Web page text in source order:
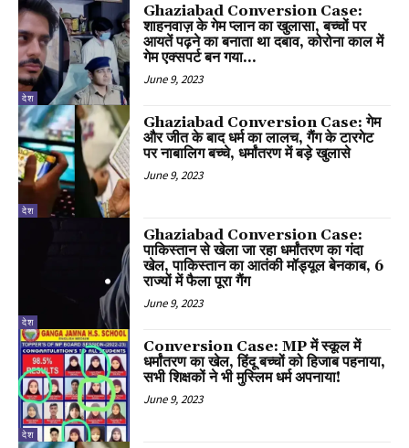
देश
Ghaziabad Conversion Case:
शाहनवाज़ के गेम प्लान का खुलासा, बच्चों पर
आयतें पढ़ने का बनाता था दबाव, कोरोना काल में
गेम एक्सपर्ट बन गया...
June 9, 2023
देश
Ghaziabad Conversion Case: गेम
और जीत के बाद धर्म का लालच, गैंग के टारगेट
पर नाबालिग बच्चे, धर्मांतरण में बड़े खुलासे
June 9, 2023
देश
Ghaziabad Conversion Case:
पाकिस्तान से खेला जा रहा धर्मांतरण का गंदा
खेल, पाकिस्तान का आतंकी मॉड्यूल बेनकाब, 6
राज्यों में फैला पूरा गैंग
June 9, 2023
देश
Conversion Case: MP में स्कूल में
धर्मांतरण का खेल, हिंदू बच्चों को हिजाब पहनाया,
सभी शिक्षकों ने भी मुस्लिम धर्म अपनाया!
June 9, 2023